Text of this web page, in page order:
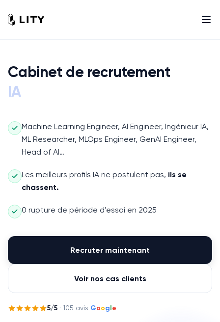
Cabinet de recrutement
IA
Machine Learning Engineer, AI Engineer, Ingénieur IA,
ML Researcher, MLOps Engineer, GenAI Engineer,
Head of AI…
Les meilleurs profils IA ne postulent pas, ils se
chassent.
0 rupture de période d'essai en 2025
Recruter maintenant
Voir nos cas clients
5/5 · 105 avis Google